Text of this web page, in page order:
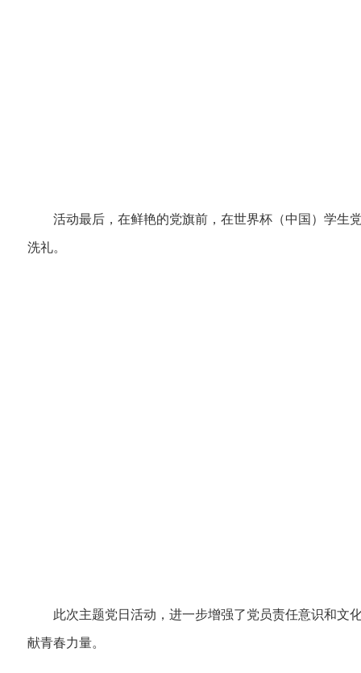
活动最后，在鲜艳的党旗前，在世界杯（中国）学生
洗礼。
此次主题党日活动，进一步增强了党员责任意识和文
献青春力量。